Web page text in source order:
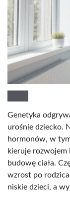
Genetyka
urośnie dziecko.
hormonów, w
kieruje rozwojem
budowę ciała.
wzrost po
niskie dzieci, a